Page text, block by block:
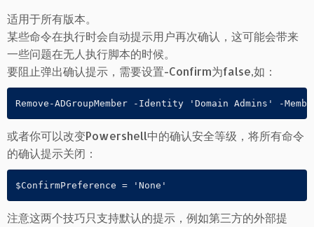
适用于所有版本。
某些命令在执行时会自动提示用户再次确认，这可能会带来
一些问题在无人执行脚本的时候。
要阻止弹出确认提示，需要设置-Confirm为false,如：
或者你可以改变Powershell中的确认安全等级，将所有命令
的确认提示关闭：
注意这两个技巧只支持默认的提示，例如第三方的外部提